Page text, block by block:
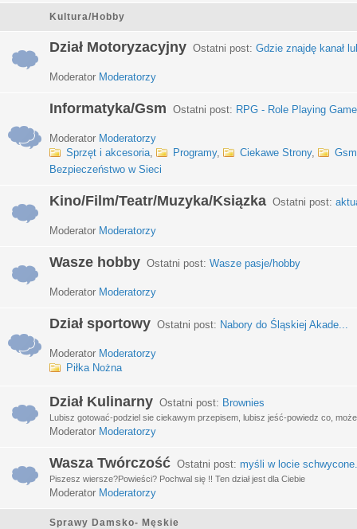
Kultura/Hobby
Dział Motoryzacyjny Ostatni post: Gdzie znajdę kanał
Moderator Moderatorzy
Informatyka/Gsm Ostatni post: RPG - Role Playing
Moderator Moderatorzy
Sprzęt i akcesoria, Programy, Ciekawe Strony,
Gsm
Bezpieczeństwo w Sieci
Kino/Film/Teatr/Muzyka/Ksiązka Ostatni post:
Moderator Moderatorzy
Wasze hobby Ostatni post: Wasze pasje/hobby
Moderator Moderatorzy
Dział sportowy Ostatni post: Nabory do Śląskiej Akade...
Moderator Moderatorzy
Piłka Nożna
Dział Kulinarny Ostatni post: Brownies
Lubisz gotować-podziel sie ciekawym przepisem, lubisz jeść-powiedz co,
Moderator Moderatorzy
Wasza Twórczość Ostatni post: myśli w locie
Piszesz wiersze?Powieści? Pochwal się !! Ten dział jest dla Ciebie
Moderator Moderatorzy
Sprawy Damsko- Męskie